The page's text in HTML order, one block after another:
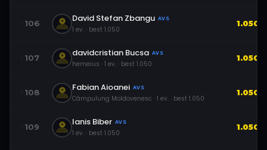
106 David Stefan Zbangu AVS
1 ev. · best 1.050
1.050
107 davidcristian Bucsa AVS
hemeius · 1 ev. · best 1.050
1.050
108 Fabian Aioanei AVS
Câmpulung Moldovenesc · 1 ev. · best 1.050
1.050
109 Ianis Biber AVS
1 ev. · best 1.050
1.050